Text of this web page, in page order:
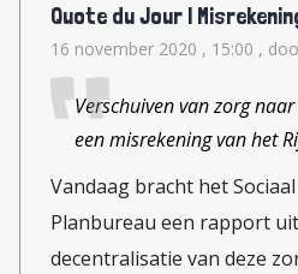
hervormingsbeleid te
leveren … dat is
radicaal’. Niet alleen Bouman maar
de meeste Nederlandse
journalisten zijn die
radicale Grieken
Ook Elsevier ziet niets
Quote du Jour |
16 november 2020 , 15:00 ,
Verschuiven van zorg
een misrekening van het
Vandaag bracht het
Planbureau een rapport
decentralisatie van deze